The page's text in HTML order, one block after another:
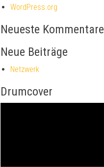
WordPress.org
Neueste Kommentare
Neue Beiträge
Netzwerk
Drumcover